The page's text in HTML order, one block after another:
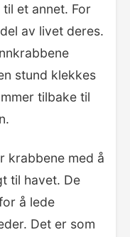
et annet. For
av livet deres.
stund klekkes
tilbake til
krabbene med å
til havet. De
å lede
Det er som